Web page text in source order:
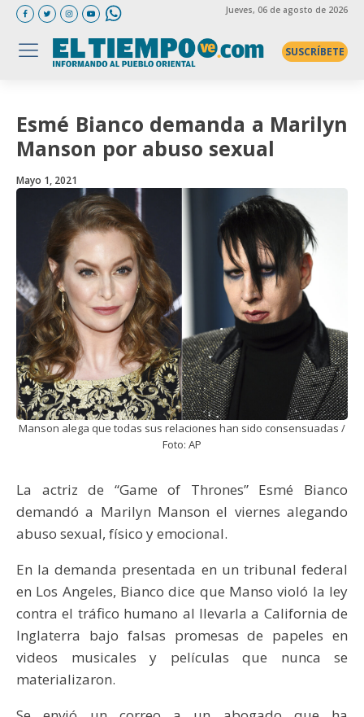
Jueves, 06 de agosto de 2026
SUSCRÍBETE
Esmé Bianco demanda a Marilyn
Manson por abuso sexual
Mayo 1, 2021
Manson alega que todas sus relaciones han sido consensuadas /
Foto: AP
La actriz de “Game of Thrones” Esmé Bianco
demandó a Marilyn Manson el viernes alegando
abuso sexual, físico y emocional.
En la demanda presentada en un tribunal federal
en Los Angeles, Bianco dice que Manso violó la ley
contra el tráfico humano al llevarla a California de
Inglaterra bajo falsas promesas de papeles en
videos musicales y películas que nunca se
materializaron.